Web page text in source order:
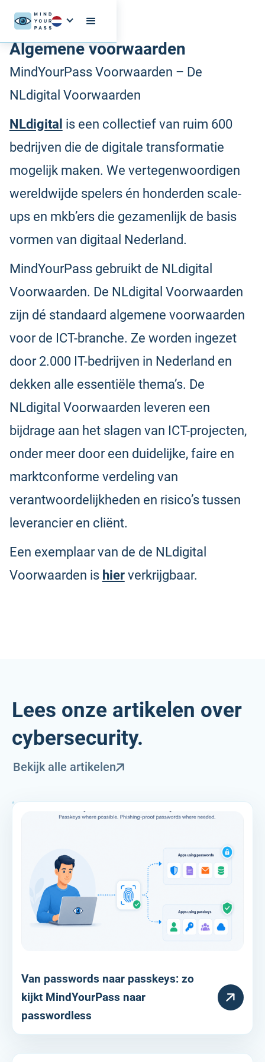
Algemene voorwaarden
MindYourPass Voorwaarden – De
NLdigital Voorwaarden
NLdigital is een collectief van ruim 600
bedrijven die de digitale transformatie
mogelijk maken. We vertegenwoordigen
wereldwijde spelers én honderden scale-
ups en mkb’ers die gezamenlijk de basis
vormen van digitaal Nederland.
MindYourPass gebruikt de NLdigital
Voorwaarden. De NLdigital Voorwaarden
zijn dé standaard algemene voorwaarden
voor de ICT-branche. Ze worden ingezet
door 2.000 IT-bedrijven in Nederland en
dekken alle essentiële thema’s. De
NLdigital Voorwaarden leveren een
bijdrage aan het slagen van ICT-projecten,
onder meer door een duidelijke, faire en
marktconforme verdeling van
verantwoordelijkheden en risico’s tussen
leverancier en cliënt.
Een exemplaar van de de NLdigital
Voorwaarden is hierverkrijgbaar.
Lees onze artikelen over
cybersecurity.
Bekijk alle artikelen
RESOURCE
Van passwords naar passkeys: zo
kijkt MindYourPass naar
passwordless